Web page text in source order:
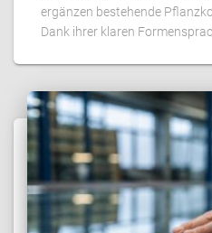
ergänzen bestehende
Dank ihrer klaren